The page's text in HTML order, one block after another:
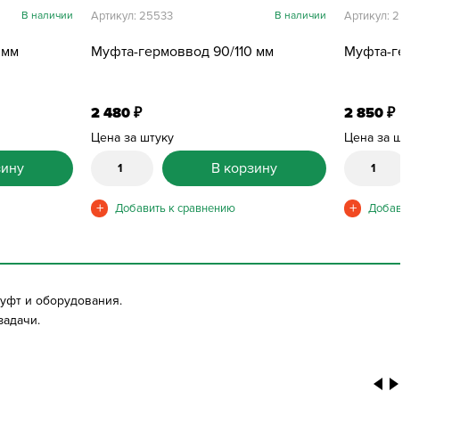
В наличии
Муфта-гермоввод 90/110 мм
Артикул: 25533 В наличии
2 480₽
Цена за штуку
В корзину
Муфта-
Артикул: 25515
2 850₽
Цена за штуку
и оборудования.